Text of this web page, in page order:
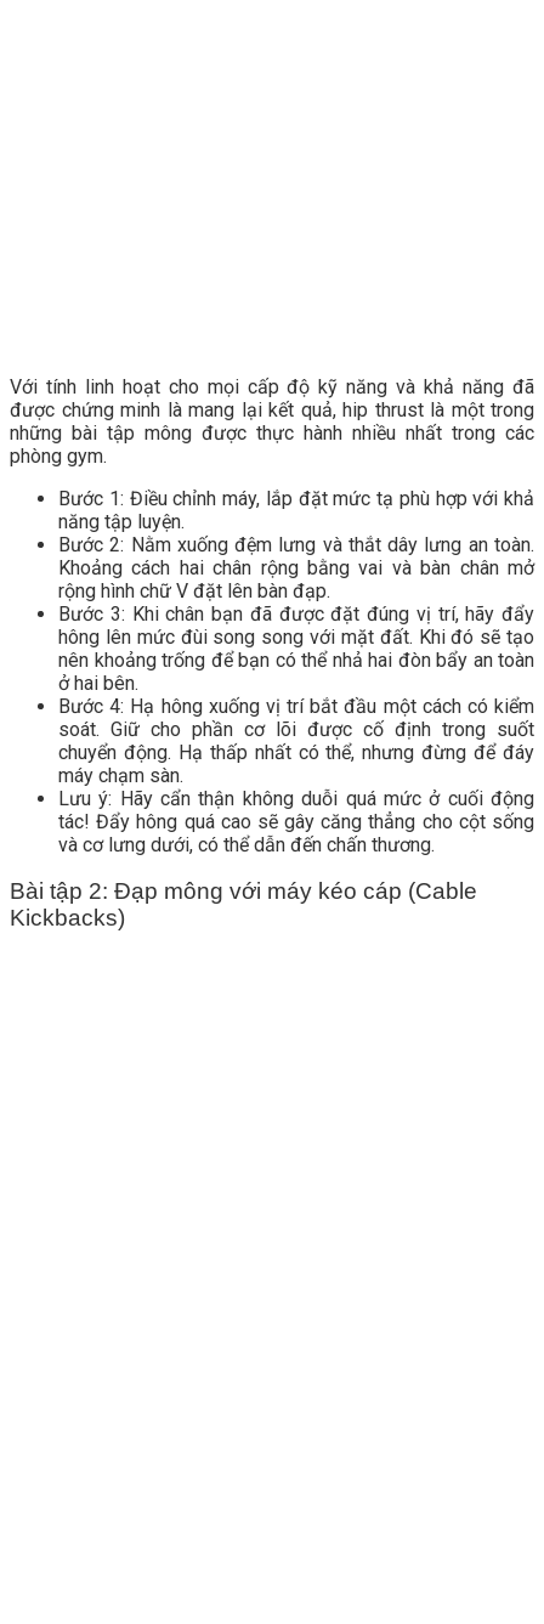
Với tính linh hoạt cho mọi cấp độ kỹ năng và khả năng đã
được chứng minh là mang lại kết quả, hip thrust là một trong
những bài tập mông được thực hành nhiều nhất trong các
phòng gym.
Bước 1: Điều chỉnh máy, lắp đặt mức tạ phù hợp với khả
năng tập luyện.
Bước 2: Nằm xuống đệm lưng và thắt dây lưng an toàn.
Khoảng cách hai chân rộng bằng vai và bàn chân mở
rộng hình chữ V đặt lên bàn đạp.
Bước 3: Khi chân bạn đã được đặt đúng vị trí, hãy đẩy
hông lên mức đùi song song với mặt đất. Khi đó sẽ tạo
nên khoảng trống để bạn có thể nhả hai đòn bẩy an toàn
ở hai bên.
Bước 4: Hạ hông xuống vị trí bắt đầu một cách có kiểm
soát. Giữ cho phần cơ lõi được cố định trong suốt
chuyển động. Hạ thấp nhất có thể, nhưng đừng để đáy
máy chạm sàn.
Lưu ý: Hãy cẩn thận không duỗi quá mức ở cuối động
tác! Đẩy hông quá cao sẽ gây căng thẳng cho cột sống
và cơ lưng dưới, có thể dẫn đến chấn thương.
Bài tập 2: Đạp mông với máy kéo cáp (Cable
Kickbacks)